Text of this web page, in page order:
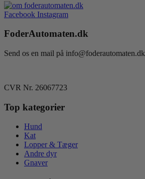
Facebook Instagram
FoderAutomaten.dk
Send os en mail på info@foderautomaten.dk
CVR Nr. 26067723
Top kategorier
Hund
Kat
Lopper & Tæger
Andre dyr
Gnaver